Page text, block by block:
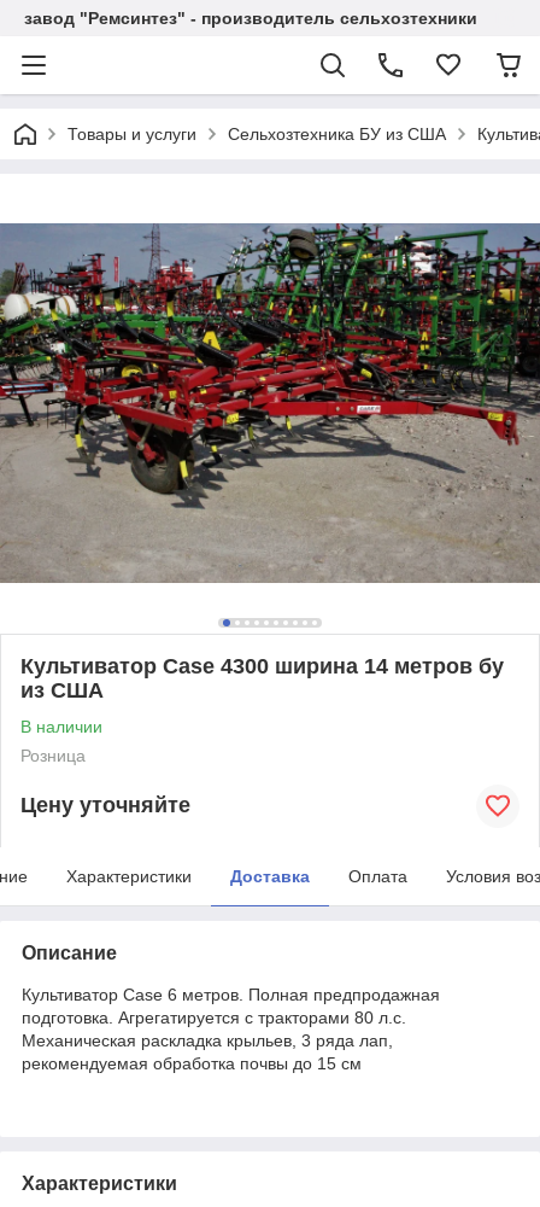
завод "Ремсинтез" - производитель сельхозтехники
Товары и услуги Сельхозтехника БУ из США
Культиватор Case 4300 ширина 14 метров бу
из США
В наличии
Розница
Цену уточняйте
Характеристики Доставка Оплата Условия
Описание
Культиватор Case 6 метров. Полная предпродажная
подготовка. Агрегатируется с тракторами 80 л.с.
Механическая раскладка крыльев, 3 ряда лап,
рекомендуемая обработка почвы до 15 см
Характеристики